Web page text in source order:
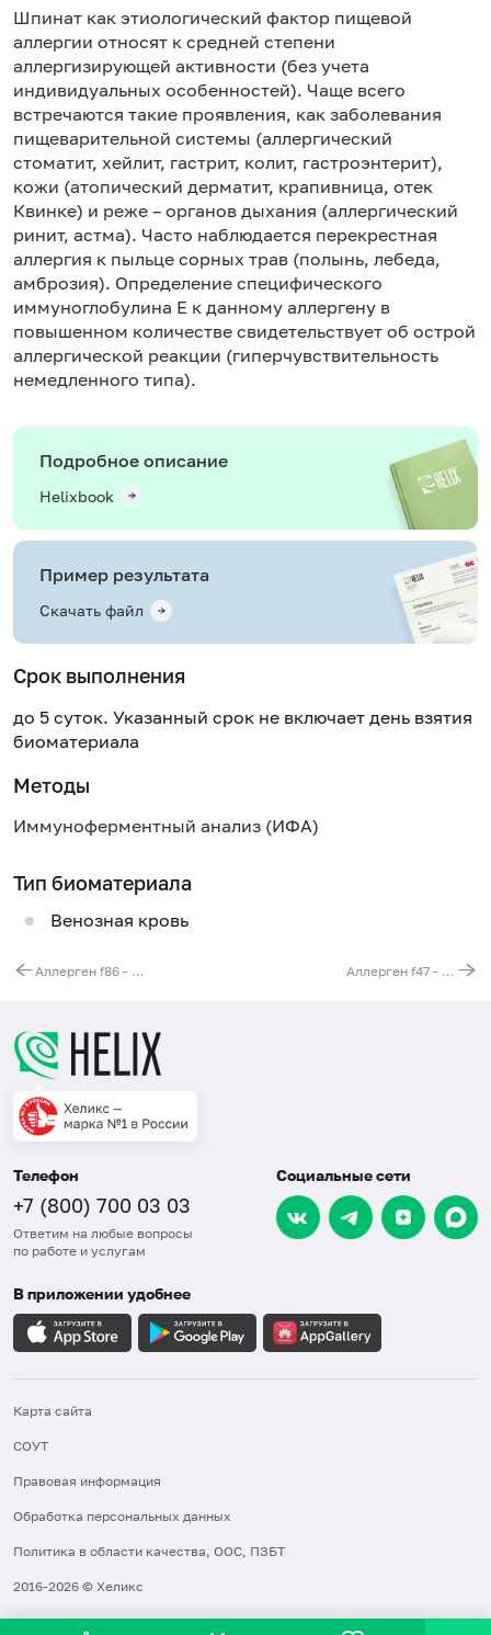
Шпинат как этиологический фактор пищевой
аллергии относят к средней степени
аллергизирующей активности (без учета
индивидуальных особенностей). Чаще всего
встречаются такие проявления, как заболевания
пищеварительной системы (аллергический
стоматит, хейлит, гастрит, колит, гастроэнтерит),
кожи (атопический дерматит, крапивница, отек
Квинке) и реже – органов дыхания (аллергический
ринит, астма). Часто наблюдается перекрестная
аллергия к пыльце сорных трав (полынь, лебеда,
амброзия). Определение специфического
иммуноглобулина Е к данному аллергену в
повышенном количестве свидетельствует об острой
аллергической реакции (гиперчувствительность
немедленного типа).
Подробное описание
Helixbook
Пример результата
Скачать файл
Срок выполнения
до 5 суток. Указанный срок не включает день взятия
биоматериала
Методы
Иммуноферментный анализ (ИФА)
Тип биоматериала
Венозная кровь
Аллерген f86 - петрушка, IgE Аллерген f47 - чеснок, IgE
Телефон
+7 (800) 700 03 03
Ответим на любые вопросы
по работе и услугам
Социальные сети
В приложении удобнее
Карта сайта
СОУТ
Правовая информация
Обработка персональных данных
Политика в области качества, ООС, ПЗБТ
2016-2026 © Хеликс